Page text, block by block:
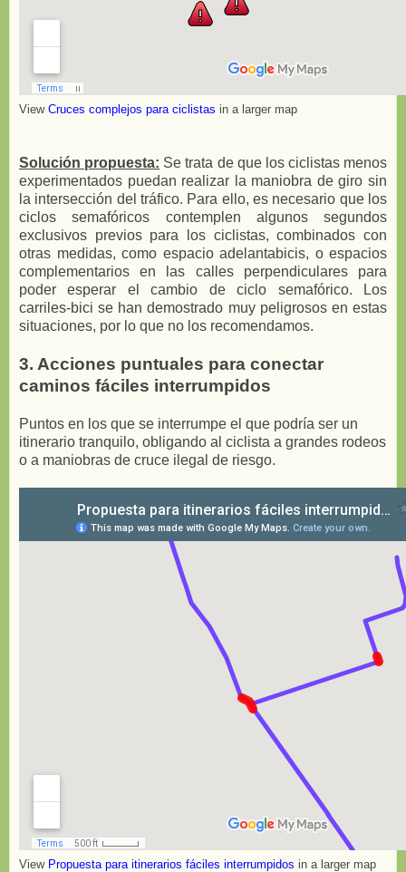
View Cruces complejos para ciclistas in a larger map
Solución propuesta: Se trata de que los ciclistas menos
experimentados puedan realizar la maniobra de giro sin
la intersección del tráfico. Para ello, es necesario que los
ciclos semafóricos contemplen algunos segundos
exclusivos previos para los ciclistas, combinados con
otras medidas, como espacio adelantabicis, o espacios
complementarios en las calles perpendiculares para
poder esperar el cambio de ciclo semafórico. Los
carriles-bici se han demostrado muy peligrosos en estas
situaciones, por lo que no los recomendamos.
3. Acciones puntuales para conectar
caminos fáciles interrumpidos
Puntos en los que se interrumpe el que podría ser un
itinerario tranquilo, obligando al ciclista a grandes rodeos
o a maniobras de cruce ilegal de riesgo.
View Propuesta para itinerarios fáciles interrumpidos in a larger map